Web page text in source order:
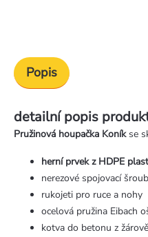
Popis
detailní popis
Pružinová houpačka Koníkse
herní prvek z HDPE
nerezové spojovací
rukojeti pro ruce a nohy
ocelová pružina Eibach
kotva do betonu z